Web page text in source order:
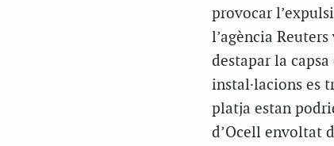
provocar
l’agència
destapar la
instal·lacions es
platja estan
d’Ocell envoltat